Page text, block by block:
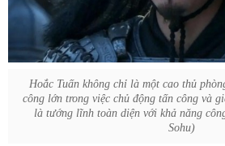
Hoắc Tuấn không chỉ là một cao thủ
công lớn trong việc chủ động tấn công và
là tướng lĩnh toàn diện với khả năng
Sohu)